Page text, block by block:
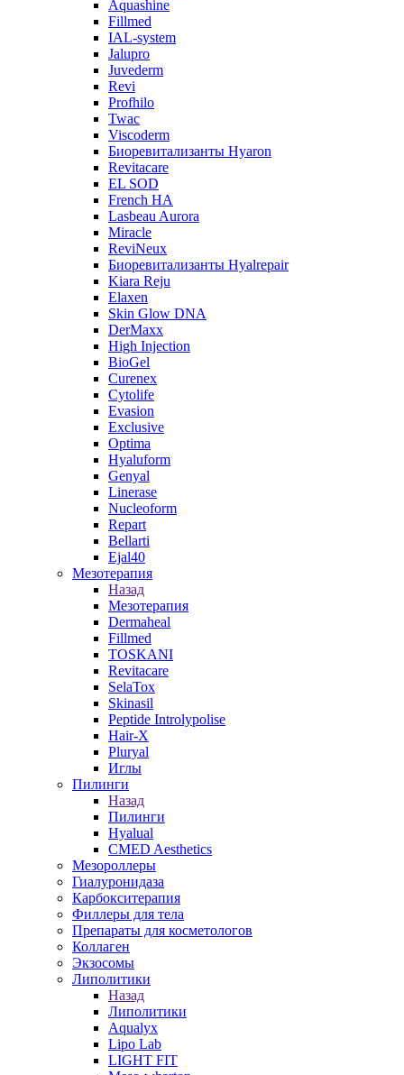
Aquashine
Fillmed
IAL-system
Jalupro
Juvederm
Revi
Profhilo
Twac
Viscoderm
Биоревитализанты Hyaron
Revitacare
EL SOD
French HA
Lasbeau Aurora
Miracle
ReviNeux
Биоревитализанты Hyalrepair
Kiara Reju
Elaxen
Skin Glow DNA
DerMaxx
High Injection
BioGel
Curenex
Cytolife
Evasion
Exclusive
Optima
Hyaluform
Genyal
Linerase
Nucleoform
Repart
Bellarti
Ejal40
Мезотерапия
Назад
Мезотерапия
Dermaheal
Fillmed
TOSKANI
Revitacare
SelaTox
Skinasil
Peptide Introlypolise
Hair-X
Pluryal
Иглы
Пилинги
Назад
Пилинги
Hyalual
CMED Aesthetics
Мезороллеры
Гиалуронидаза
Карбокситерапия
Филлеры для тела
Препараты для косметологов
Коллаген
Экзосомы
Липолитики
Назад
Липолитики
Aqualyx
Lipo Lab
LIGHT FIT